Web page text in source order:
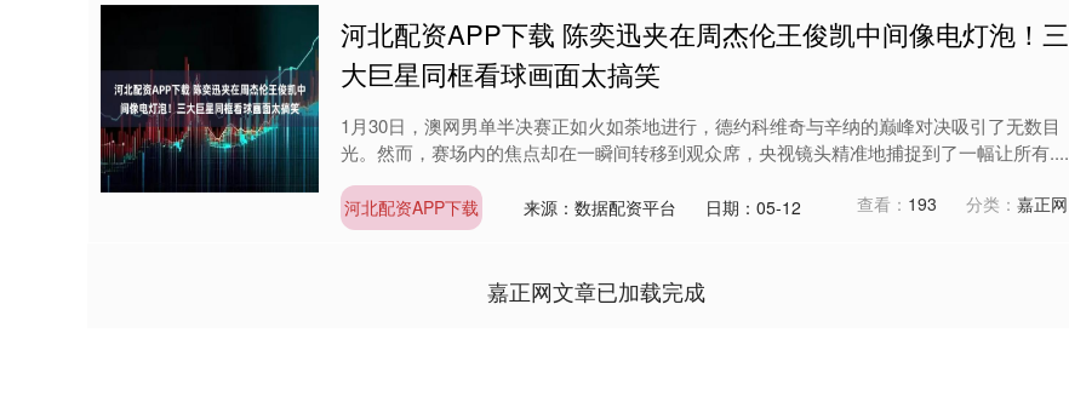
河北配资APP下载 陈奕迅夹在周杰伦王俊凯中间像电灯泡！三
大巨星同框看球画面太搞笑
1月30日，澳网男单半决赛正如火如荼地进行，德约科维奇与辛纳的巅峰对决吸引了无数目
光。然而，赛场内的焦点却在一瞬间转移到观众席，央视镜头精准地捕捉到了一幅让所有....
河北配资APP下载 来源：数据配资平台 日期：05-12 查看： 193 分类： 嘉正网
嘉正网文章已加载完成